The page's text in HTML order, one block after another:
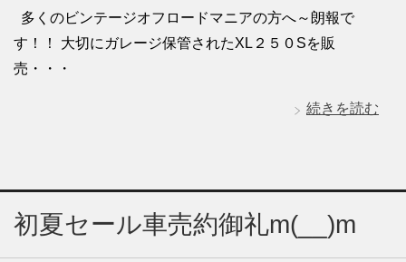
多くのビンテージオフロードマニアの方へ～朗報で
す！！ 大切にガレージ保管されたXL２５０Sを販
売・・・
続きを読む
初夏セール車売約御礼m(__)m